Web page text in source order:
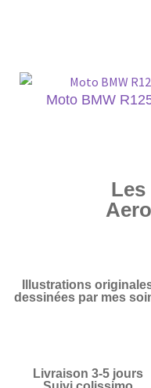
Moto BMW
Illustrations
dessinées par mes
Livraison 3-5 jours